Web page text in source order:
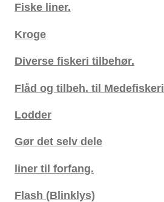
Fiske liner.
Kroge
Diverse fiskeri tilbehør.
Flåd og tilbeh. til Medefiskeri
Lodder
Gør det selv dele
liner til forfang.
Flash (Blinklys)